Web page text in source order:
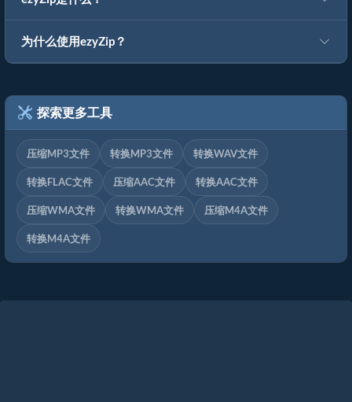
为什么使用ezyZip？
探索更多工具
压缩MP3文件 转换MP3文件 转换WAV文件
转换FLAC文件 压缩AAC文件 转换AAC文件
压缩WMA文件 转换WMA文件 压缩M4A文件
转换M4A文件